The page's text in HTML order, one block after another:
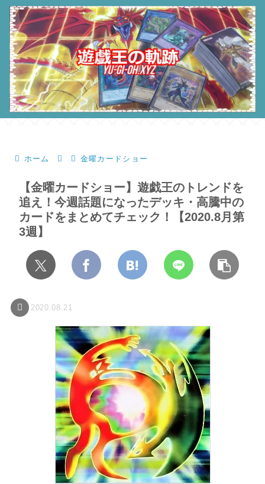
ホーム 金曜カードショー
【金曜カードショー】遊戯王のトレンドを
追え！今週話題になったデッキ・高騰中の
カードをまとめてチェック！【2020.8月第
3週】
2020.08.21